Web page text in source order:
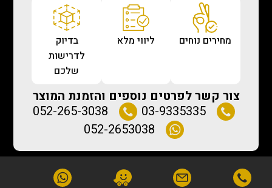
מחירים נוחים ליווי מלא
בדיוק
לדרישות
שלכם
צור קשר לפרטים נוספים והזמנת המוצר
03-9335335
052-265-3038
052-2653038